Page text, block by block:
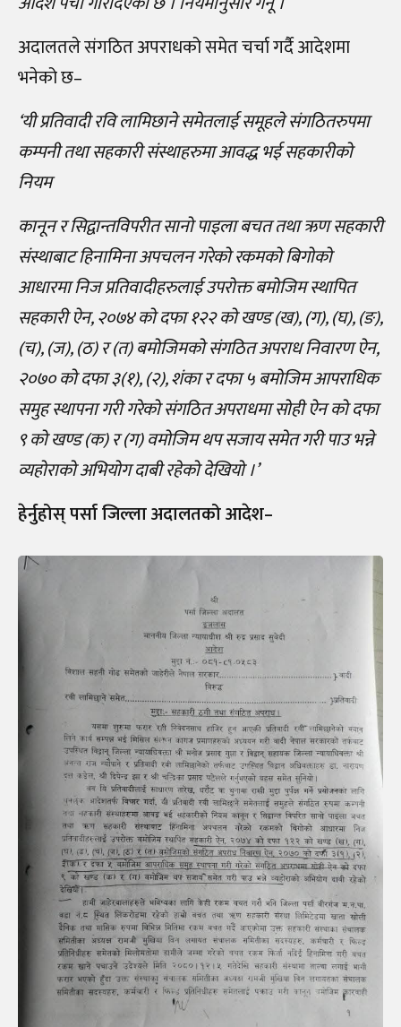
अदालतले संगठित अपराधको समेत चर्चा गर्दै आदेशमा
भनेको छ–
‘यी प्रतिवादी रवि लामिछाने समेतलाई समूहले संगठितरुपमा
कम्पनी तथा सहकारी संस्थाहरुमा आवद्ध भई सहकारीको
नियम
कानून र सिद्वान्तविपरीत सानो पाइला बचत तथा ऋण सहकारी
संस्थाबाट हिनामिना अपचलन गरेको रकमको बिगोको
आधारमा निज प्रतिवादीहरुलाई उपरोक्त बमोजिम स्थापित
सहकारी ऐन, २०७४ को दफा १२२ को खण्ड (ख), (ग), (घ), (ङ),
(च), (ज), (ठ) र (त) बमोजिमको संगठित अपराध निवारण ऐन,
२०७० को दफा ३(१), (२), शंका र दफा ५ बमोजिम आपराधिक
समुह स्थापना गरी गरेको संगठित अपराधमा सोही ऐन को दफा
९ को खण्ड (क) र (ग) वमोजिम थप सजाय समेत गरी पाउ भन्ने
व्यहोराको अभियोग दाबी रहेको देखियो ।’
हेर्नुहोस् पर्सा जिल्ला अदालतको आदेश–